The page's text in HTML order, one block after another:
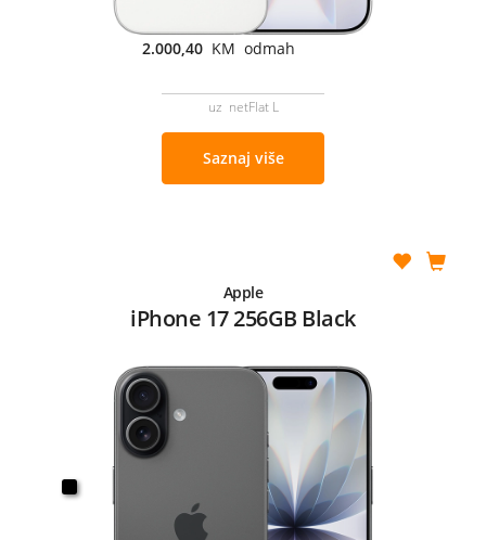
2.000,40 KM odmah
uz netFlat L
Saznaj više
Apple
iPhone 17 256GB Black